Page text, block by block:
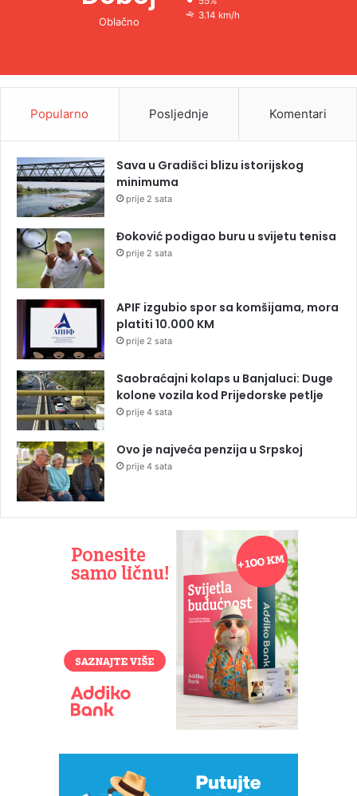
Oblačno
3.14 km/h
Popularno Posljednje Komentari
Sava u Gradišci blizu istorijskog
minimuma
prije 2 sata
Đoković podigao buru u svijetu tenisa
prije 2 sata
APIF izgubio spor sa komšijama, mora
platiti 10.000 KM
prije 2 sata
Saobraćajni kolaps u Banjaluci: Duge
kolone vozila kod Prijedorske petlje
prije 4 sata
Ovo je najveća penzija u Srpskoj
prije 4 sata